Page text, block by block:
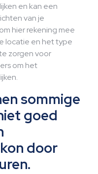
en kan een
van je
hier rekening mee
locatie en het type
zorgen voor
om het
sommige
goed
door